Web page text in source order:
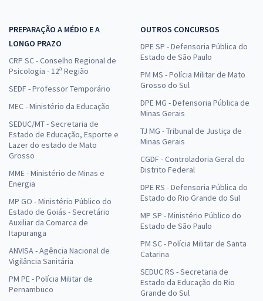
Prefeitura de Indaial - SC - Direito Constitucional para os Cargos de
Nível Superior - Professor: Aragonê Fernandes (Pós-edital)
12x de
16,66
ou R$ 199,90 à vista
Comprar
IMAP Penha SC - Conhecimentos Gerais para os Cargos de Nível
Médio com a Equipe Gran
16,66
Comprar
PREPARAÇÃO A MÉDIO E A
LONGO PRAZO
CRP SC - Conselho Regional de
Psicologia - 12ª Região
SEDF - Professor Temporário
MEC - Ministério da Educação
SEDUC/MT - Secretaria de
Estado de Educação, Esporte e
Lazer do estado de Mato
Grosso
MME - Ministério de Minas e
Energia
MP GO - Ministério Público do
Estado de Goiás - Secretário
Auxiliar da Comarca de
Itapuranga
ANVISA - Agência Nacional de
Vigilância Sanitária
PM PE - Polícia Militar de
Pernambuco
OUTROS CONCURSOS
DPE SP - Defensoria Pública do
Estado de São Paulo
PM MS - Polícia Militar de Mato
Grosso do Sul
DPE MG - Defensoria Pública de
Minas Gerais
TJ MG - Tribunal de Justiça de
Minas Gerais
CGDF - Controladoria Geral do
Distrito Federal
DPE RS - Defensoria Pública do
Estado do Rio Grande do Sul
MP SP - Ministério Público do
Estado de São Paulo
PM SC - Polícia Militar de Santa
Catarina
SEDUC RS - Secretaria de
Estado da Educação do Rio
Grande do Sul